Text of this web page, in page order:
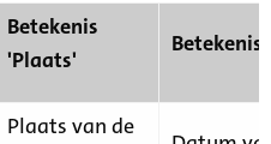
Betekenis
'Plaats'
Plaats van de